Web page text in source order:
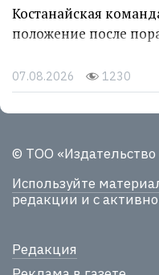
Костанайская
положение после
07.08.2026 1230
© ТОО
Используйте
редакции и с
Редакция